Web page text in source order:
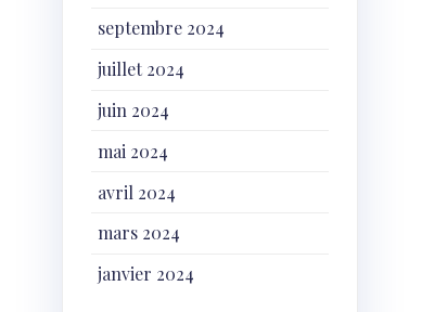
septembre 2024
juillet 2024
juin 2024
mai 2024
avril 2024
mars 2024
janvier 2024